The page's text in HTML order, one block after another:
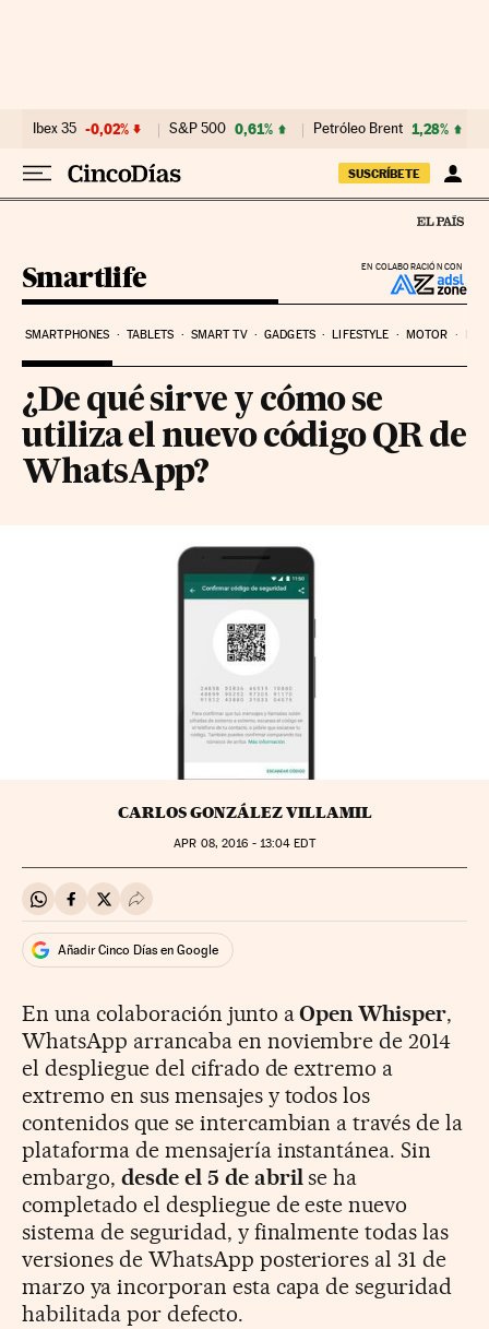
Ibex 35 -0,02% S&P 500 0,61% Petróleo Brent 1,28%
SUSCRÍBETE
EN COLABORACIÓN CON
Smartlife
SMARTPHONES TABLETS SMART TV GADGETS LIFESTYLE MOTOR
¿De qué sirve y cómo se
utiliza el nuevo código QR de
WhatsApp?
CARLOS GONZÁLEZ VILLAMIL
APR 08, 2016 - 13:04 EDT
Compartir en Whatsapp
Compartir en Facebook
Compartir en Twitter
Desplegar Redes Sociales
Añadir Cinco Días en Google
En una colaboración junto aOpen Whisper,
WhatsApp arrancaba en noviembre de 2014
el despliegue del cifrado de extremo a
extremo en sus mensajes y todos los
contenidos que se intercambian a través de la
plataforma de mensajería instantánea. Sin
embargo, desde el 5 de abrilse ha
completado el despliegue de este nuevo
sistema de seguridad, y finalmente todas las
versiones de WhatsApp posteriores al 31 de
marzo ya incorporan esta capa de seguridad
habilitada por defecto.